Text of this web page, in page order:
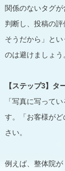
関係のないタグ
判断し、投稿の
そうだから」と
のは避けましょう
【ステップ3】
「写真に写って
す。「お客様が
さい。
例えば、整体院が